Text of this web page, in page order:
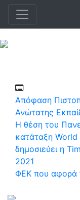
Απόφαση
Ανώτατης
H θέση του
κατάταξη
δημοσιεύει η
2021
ΦΕΚ που αφορά